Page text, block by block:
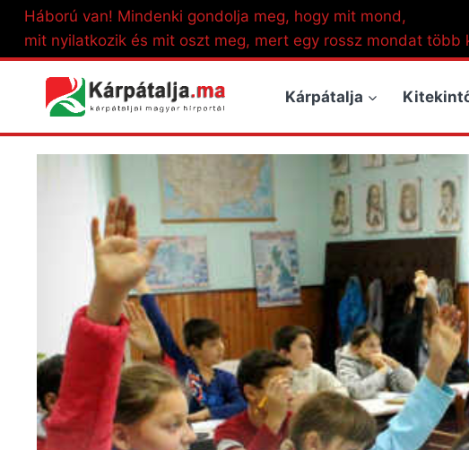
Skip
content
Háború van! Mindenki gondolja meg, hogy mit mond,
mit nyilatkozik és mit oszt meg, mert egy rossz mondat több
Kárpátalja